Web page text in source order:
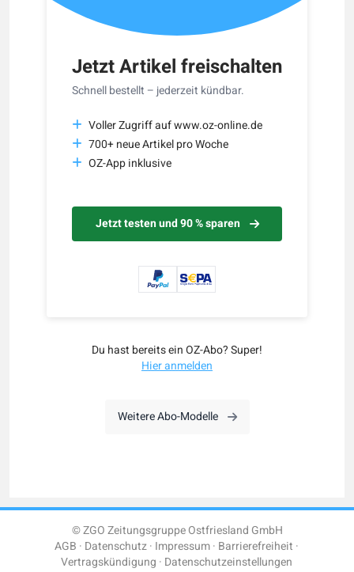
Jetzt Artikel freischalten
Schnell bestellt – jederzeit kündbar.
Voller Zugriff auf www.oz-online.de
700+ neue Artikel pro Woche
OZ-App inklusive
Jetzt testen und 90 % sparen
Du hast bereits ein OZ-Abo? Super!
Hier anmelden
Weitere Abo-Modelle
© ZGO Zeitungsgruppe Ostfriesland GmbH
AGB Datenschutz Impressum Barrierefreiheit
Vertragskündigung Datenschutzeinstellungen